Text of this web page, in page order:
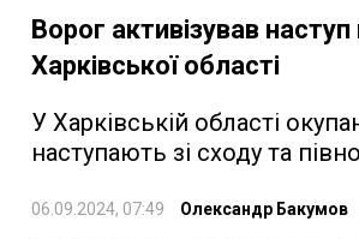
Ворог активізував наступ
Харківської області
У Харківській області
наступають зі сходу та
06.09.2024, 07:49 Олександр Бакумов